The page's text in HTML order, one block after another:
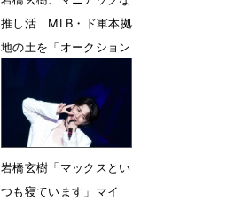
推し活 MLB・ド軍本拠
地の土を「オークション
5月17日 18時23分
岩橋玄樹「マックスとい
つも寝ています」マイ